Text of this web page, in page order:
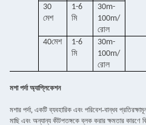
30
মেশ
1-6
মি
30m-
100m/
রোল
40মেশ
1-6
মি
30m-
100m/
রোল
মশা পর্দা অ্যাপ্লিকেশন
মশার পর্দা, একটি ব্যবহারিক এবং পরিবেশ-বান্ধব
মাছি এবং অন্যান্য কীটপতঙ্গকে ব্লক করার ক্ষমতার কারণে